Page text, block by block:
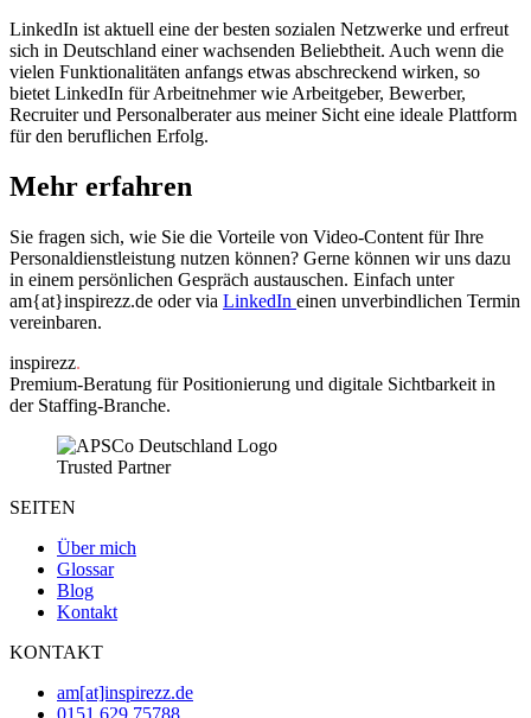
LinkedIn ist aktuell eine der besten sozialen Netzwerke und erfreut
sich in Deutschland einer wachsenden Beliebtheit. Auch wenn die
vielen Funktionalitäten anfangs etwas abschreckend wirken, so
bietet LinkedIn für Arbeitnehmer wie Arbeitgeber, Bewerber,
Recruiter und Personalberater aus meiner Sicht eine ideale Plattform
für den beruflichen Erfolg.
Mehr erfahren
Sie fragen sich, wie Sie die Vorteile von Video-Content für Ihre
Personaldienstleistung nutzen können? Gerne können wir uns dazu
in einem persönlichen Gespräch austauschen. Einfach unter
am{at}inspirezz.de oder via LinkedIn einen unverbindlichen Termin
vereinbaren.
inspirezz.
Premium-Beratung für Positionierung und digitale Sichtbarkeit in
der Staffing-Branche.
Trusted Partner
SEITEN
Über mich
Glossar
Blog
Kontakt
KONTAKT
am[at]inspirezz.de
0151 629 75788